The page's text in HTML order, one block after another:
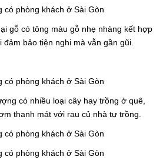
gỗ có tông màu gỗ nhẹ nhàng kết hợp
bảo tiện nghi mà vẫn gần gũi.
có nhiều loại cây hay trồng ở quê,
thanh mát với rau củ nhà tự trồng.